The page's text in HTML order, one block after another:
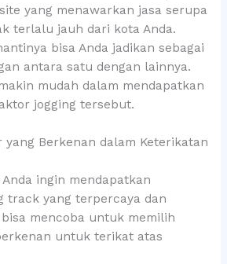
yang menawarkan jasa serupa
terlalu jauh dari kota Anda.
bisa Anda jadikan sebagai
antara satu dengan lainnya.
mudah dalam mendapatkan
jogging tersebut.
Berkenan dalam Keterikatan
ingin mendapatkan
track yang terpercaya dan
mencoba untuk memilih
untuk terikat atas